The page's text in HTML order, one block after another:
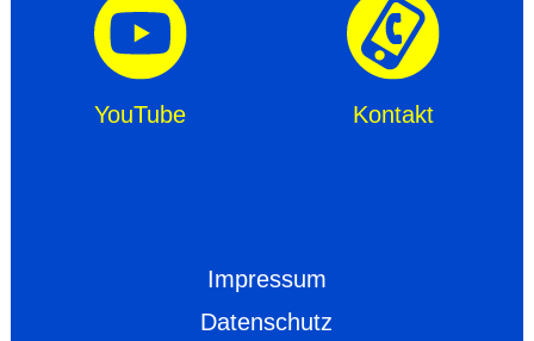
YouTube Kontakt
Impressum
Datenschutz